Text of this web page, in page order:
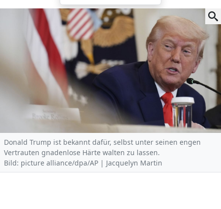
Donald Trump ist bekannt dafür, selbst unter seinen engen
Vertrauten gnadenlose Härte walten zu lassen.
Bild: picture alliance/dpa/AP | Jacquelyn Martin